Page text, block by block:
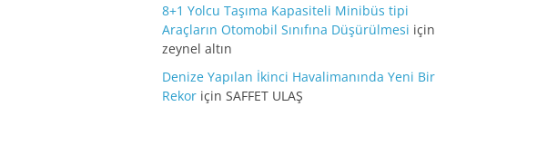
8+1 Yolcu Taşıma Kapasiteli Minibüs tipi
Araçların Otomobil Sınıfına Düşürülmesi için
zeynel altın
Denize Yapılan İkinci Havalimanında Yeni Bir
Rekor için SAFFET ULAŞ